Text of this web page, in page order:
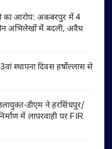
का आरोप: अकबरपुर में 4
अभिलेखों में बदली, अवैध
स्थापना दिवस हर्षोल्लास से
डीएम ने हरसिंघपुर/
में लापरवाही पर FIR